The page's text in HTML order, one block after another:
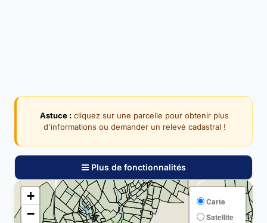
Astuce : cliquez sur une parcelle pour obtenir plus
d'informations ou demander un relevé cadastral !
Plus de fonctionnalités
+
−
Carte
Satellite